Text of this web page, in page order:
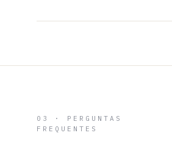
03 · PERGUNTAS
FREQUENTES